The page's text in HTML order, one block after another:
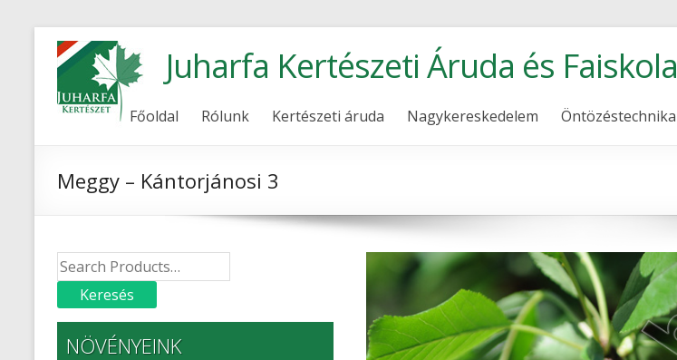
Juharfa Kertészeti Áruda és Faiskola
Főoldal Rólunk Kertészeti áruda Nagykereskedelem Öntözéstechnika
Meggy – Kántorjánosi 3
NÖVÉNYEINK